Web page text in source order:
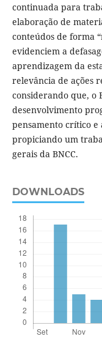
continuada para
elaboração de
conteúdos de forma
evidenciem a
aprendizagem da
relevância de ações
considerando que, o
desenvolvimento
pensamento crítico e
propiciando um
gerais da BNCC.
DOWNLOADS